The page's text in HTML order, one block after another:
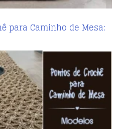
para Caminho de Mesa: